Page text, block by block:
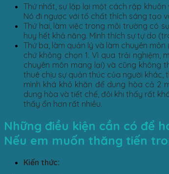
Thứ nhất, sự lặp lại một cách rập
Nó đi ngược với tố chất thích sáng tạo
Thứ hai, làm việc trong môi trường có
huy hết khả năng. Mình thích sự tự do
Thứ ba, làm quản lý và làm chuyên
chứ không chọn 1. Vì qua trải nghiệm,
chuyên môn mang lại) và cũng không
thuê chịu sự quản thúc của người khác,
mình khá khó khăn để dung hòa cả 2
dung hòa và tiết chế, đôi khi thấy rất
thấy ổn hơn rất nhiều.
Những điều kiện cần có để
Nếu em muốn thăng tiến
Kiến thức: